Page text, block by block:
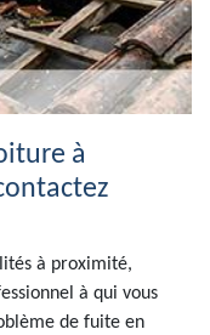
à
à proximité,
à qui vous
de fuite en